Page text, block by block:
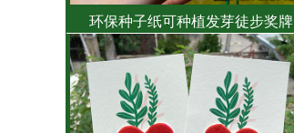
环保种子纸可种植发芽徒步奖牌